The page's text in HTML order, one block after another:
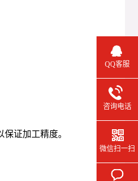
证加工精度。
QQ客服
咨询电话
微信扫一扫